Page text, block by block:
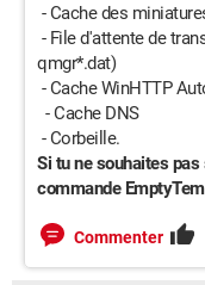
- Cache des
- File d'attente de
qmgr*.dat)
- Cache WinHTTP
- Cache DNS
- Corbeille.
Si tu ne souhaites
commande
Commenter